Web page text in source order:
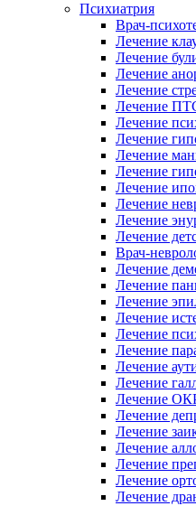
Психиатрия
Врач-
Лечение
Лечение
Лечение
Лечение
Лечение
Лечение
Лечение
Лечение
Лечение
Лечение
Лечение
Лечение
Лечение
Врач-
Лечение
Лечение
Лечение
Лечение
Лечение
Лечение
Лечение
Лечение
Лечение
Лечение
Лечение
Лечение
Лечение
Лечение
Лечение